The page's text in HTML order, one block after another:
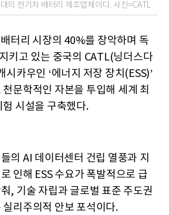
의 전기차 배터리 제조업체이다. 사진=CATL
터리 시장의 40%를 장악하며 독
키고 있는 중국의 CATL(닝더스다
시카우인 ‘에너지 저장 장치(ESS)’
문학적인 자본을 투입해 세계 최
시설을 구축했다.
의 AI 데이터센터 건립 열풍과 지
인해 ESS 수요가 폭발적으로 급
, 기술 자립과 글로벌 표준 주도권
리주의적 안보 포석이다.